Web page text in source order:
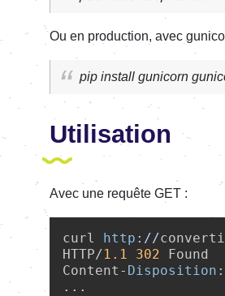
Ou en production, avec
pip install gunicorn
Utilisation
Avec une requête GET :
curl http : //
HTTP/1.1 302 Found
Content- Disposition
...